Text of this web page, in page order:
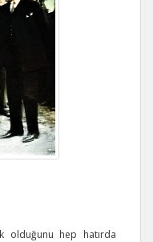
olduğunu hep hatırda